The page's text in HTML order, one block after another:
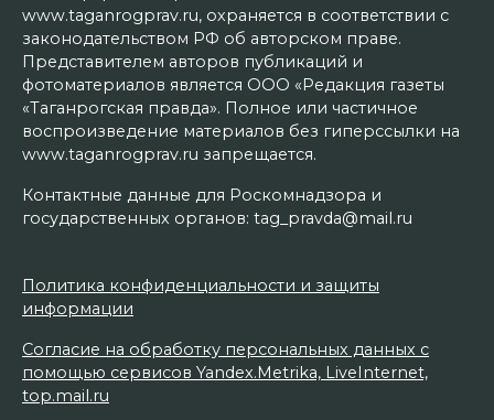
www.taganrogprav.ru, охраняется в соответствии с
законодательством РФ об авторском праве.
Представителем авторов публикаций и
фотоматериалов является ООО «Редакция газеты
«Таганрогская правда». Полное или частичное
воспроизведение материалов без гиперссылки на
www.taganrogprav.ru запрещается.
Контактные данные для Роскомнадзора и
государственных органов: tag_pravda@mail.ru
Политика конфиденциальности и защиты
информации
Согласие на обработку персональных данных с
помощью сервисов Yandex.Metrika, LiveInternet,
top.mail.ru